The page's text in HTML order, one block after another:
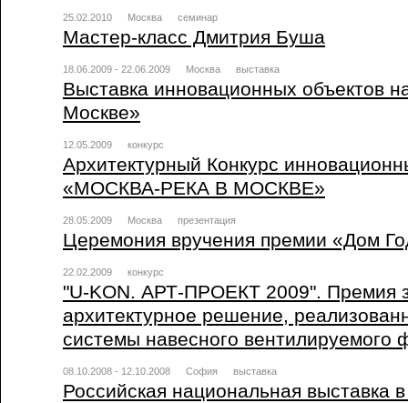
25.02.2010 Москва семинар
Мастер-класс Дмитрия Буша
18.06.2009 - 22.06.2009 Москва выставка
Выставка инновационных объектов
Москве»
12.05.2009 конкурс
Архитектурный Конкурс
«МОСКВА-РЕКА В МОСКВЕ»
28.05.2009 Москва презентация
Церемония вручения премии «Дом
22.02.2009 конкурс
"U-KON. АРТ-ПРОЕКТ 2009". Премия
архитектурное решение,
системы навесного вентилируемого
08.10.2008 - 12.10.2008 София выставка
Российская национальная выставка